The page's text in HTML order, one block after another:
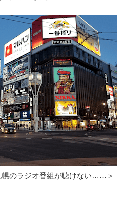
のラジオ番組が聴けない……＞